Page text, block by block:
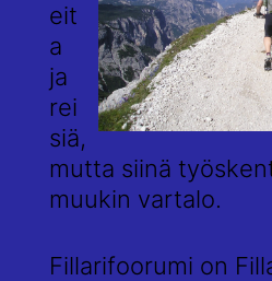
eit
a
ja
rei
siä,
mutta siinä
muukin vartalo.
Fillarifoorumi on